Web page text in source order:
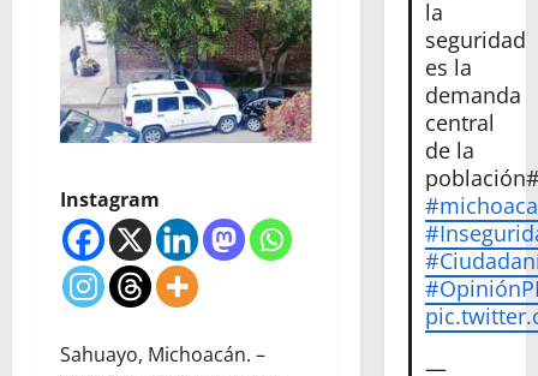
Instagram
Sahuayo, Michoacán. –
la
seguridad
es la
demanda
central
de la
—